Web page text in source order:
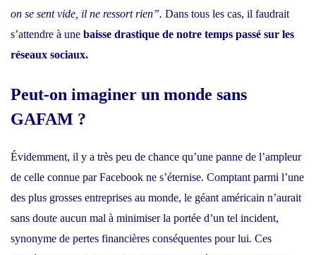
on se sent vide, il ne ressort rien”. Dans tous les cas, il faudrait
s’attendre à une baisse drastique de notre temps passé sur les
réseaux sociaux.
Peut-on imaginer un monde sans
GAFAM ?
Évidemment, il y a très peu de chance qu’une panne de l’ampleur
de celle connue par Facebook ne s’éternise. Comptant parmi l’une
des plus grosses entreprises au monde, le géant américain n’aurait
sans doute aucun mal à minimiser la portée d’un tel incident,
synonyme de pertes financières conséquentes pour lui. Ces